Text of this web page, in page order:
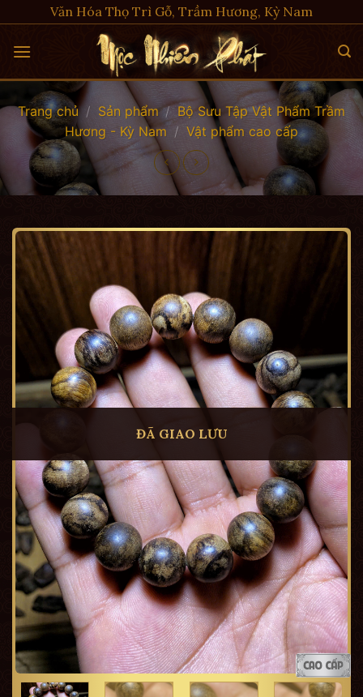
to
content
Văn Hóa Thọ Trì Gỗ, Trầm Hương, Kỳ Nam
Trang chủ / Sản phẩm / Bộ Sưu Tập Vật Phẩm Trầm
Hương - Kỳ Nam / Vật phẩm cao cấp
ĐÃ GIAO LƯU